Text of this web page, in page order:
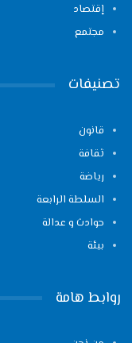
إقتصاد
مجتمع
تصنيفات
قانون
ثقافة
رياضة
السلطة الرابعة
حوادث و عدالة
بيئة
روابط هامة